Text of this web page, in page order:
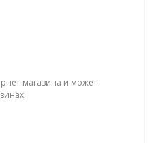
магазина и может